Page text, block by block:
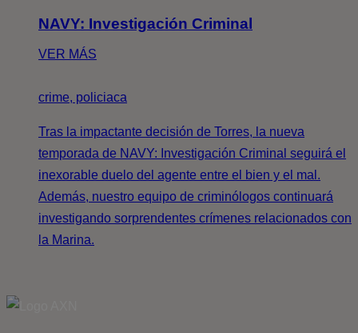
NAVY: Investigación Criminal
VER MÁS
crime, policiaca
Tras la impactante decisión de Torres, la nueva
temporada de NAVY: Investigación Criminal seguirá el
inexorable duelo del agente entre el bien y el mal.
Además, nuestro equipo de criminólogos continuará
investigando sorprendentes crímenes relacionados con
la Marina.